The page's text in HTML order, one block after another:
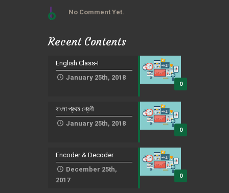
No Comment Yet.
Recent Contents
0
English Class-I
January 25th, 2018
0
বাংলা প্রথম শ্রেণী
January 25th, 2018
0
Encoder & Decoder
December 25th,
2017